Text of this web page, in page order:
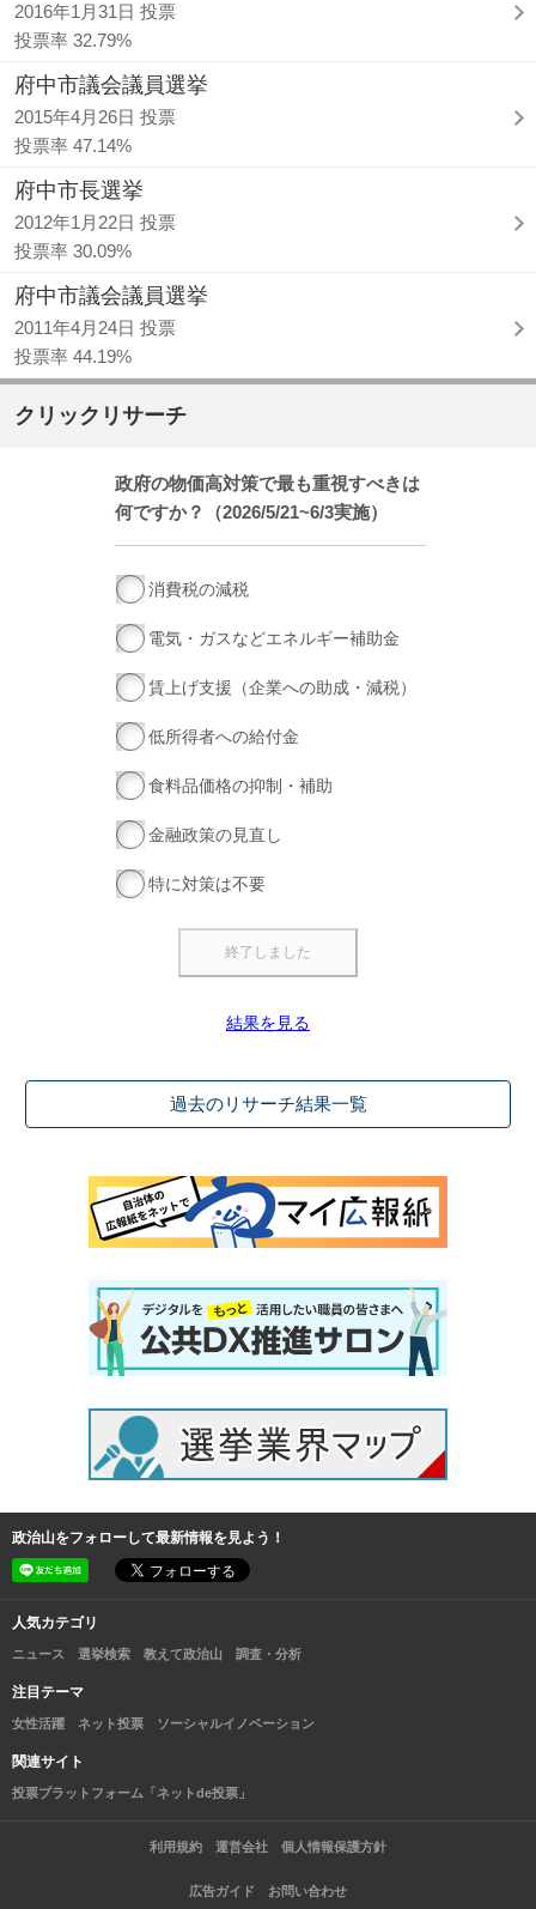
2016年1月31日 投票
投票率 32.79%
府中市議会議員選挙
2015年4月26日 投票
投票率 47.14%
府中市長選挙
2012年1月22日 投票
投票率 30.09%
府中市議会議員選挙
2011年4月24日 投票
投票率 44.19%
クリックリサーチ
政府の物価高対策で最も重視すべきは
何ですか？（2026/5/21~6/3実施）
消費税の減税
電気・ガスなどエネルギー補助金
賃上げ支援（企業への助成・減税）
低所得者への給付金
食料品価格の抑制・補助
金融政策の見直し
特に対策は不要
結果を見る
過去のリサーチ結果一覧
政治山をフォローして最新情報を見よう！
人気カテゴリ
ニュース 選挙検索 教えて政治山 調査・分析
注目テーマ
女性活躍 ネット投票 ソーシャルイノベーション
関連サイト
投票プラットフォーム「ネットde投票」
利用規約 運営会社 個人情報保護方針
広告ガイド お問い合わせ